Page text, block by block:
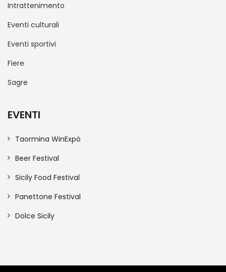
Intrattenimento
Eventi culturali
Eventi sportivi
Fiere
Sagre
EVENTI
Taormina WinExpò
Beer Festival
Sicily Food Festival
Panettone Festival
Dolce Sicily